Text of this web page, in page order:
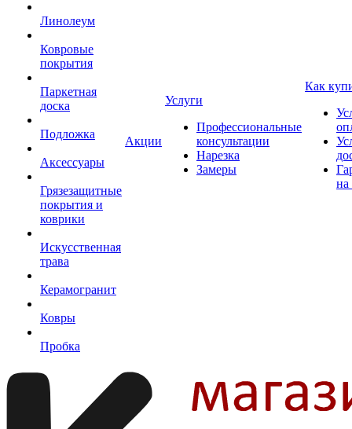
Линолеум
Ковровые
покрытия
Паркетная
доска
Подложка
Аксессуары
Грязезащитные
покрытия и
коврики
Искусственная
трава
Керамогранит
Ковры
Пробка
Акции
Услуги
Профессиональные
консультации
Нарезка
Замеры
Как
на